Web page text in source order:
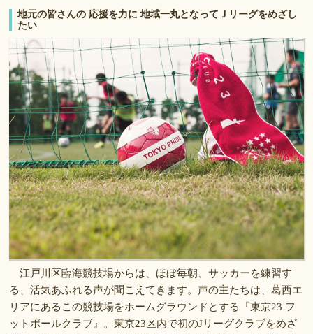
地元の皆さんの 応援を力に 地域一丸となってＪリーグをめざし
たい
江戸川区臨海競技場からは、ほぼ毎朝、サッカーを練習す
る、活気あふれる声が聞こえてきます。声の主たちは、葛西エ
リアにあるこの競技場をホームグラウンドとする『東京23 フ
ットボールクラブ』。東京23区内で初のJリーグクラブをめざ